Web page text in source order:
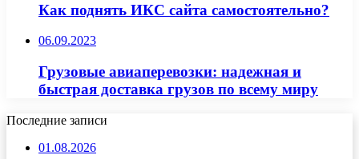
Как поднять ИКС сайта самостоятельно?
06.09.2023
Грузовые авиаперевозки: надежная и
быстрая доставка грузов по всему миру
Последние записи
01.08.2026